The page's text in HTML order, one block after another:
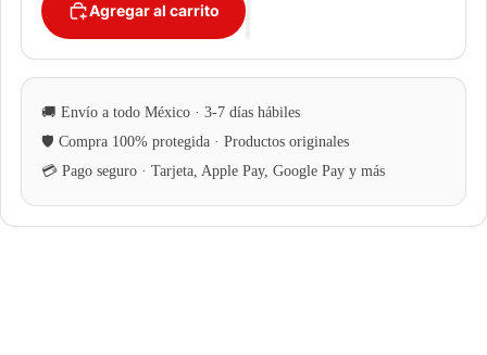
Agregar al carrito